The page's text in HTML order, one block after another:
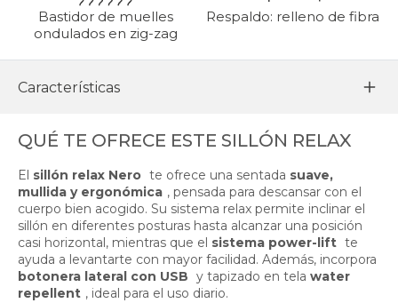
Bastidor de muelles
ondulados en zig-zag
Respaldo: relleno de fibra
Características
QUÉ TE OFRECE ESTE SILLÓN RELAX
El sillón relax Nero te ofrece una sentada suave,
mullida y ergonómica , pensada para descansar con el
cuerpo bien acogido. Su sistema relax permite inclinar el
sillón en diferentes posturas hasta alcanzar una posición
casi horizontal, mientras que el sistema power-lift te
ayuda a levantarte con mayor facilidad. Además, incorpora
botonera lateral con USB y tapizado en tela water
repellent , ideal para el uso diario.